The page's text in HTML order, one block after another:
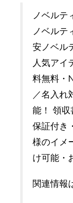
ノベルテ
ノベルテ
安ノベル
人気アイ
料無料・
／名入れ
能！ 領
保証付き
様のイメ
け可能・
関連情報